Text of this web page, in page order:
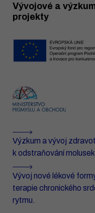
Vývojové a
projekty
Výzkum a vývoj
k odstraňování
Vývoj nové lékové
terapie chronického
rytmu.